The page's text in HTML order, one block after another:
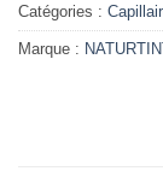
Catégories :
Marque :